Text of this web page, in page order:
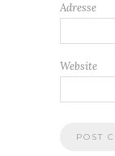
Adresse
Website